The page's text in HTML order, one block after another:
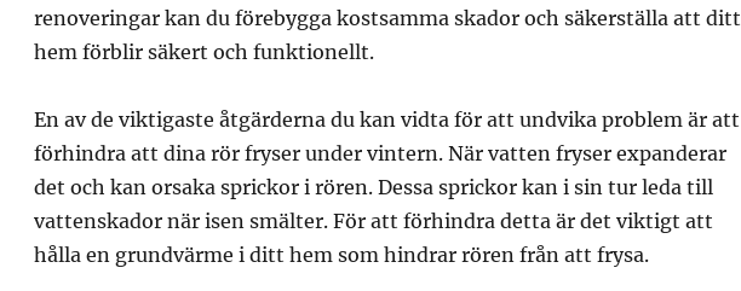
renoveringar kan du förebygga kostsamma skador och säkerställa att ditt
hem förblir säkert och funktionellt.
En av de viktigaste åtgärderna du kan vidta för att undvika problem är att
förhindra att dina rör fryser under vintern. När vatten fryser expanderar
det och kan orsaka sprickor i rören. Dessa sprickor kan i sin tur leda till
vattenskador när isen smälter. För att förhindra detta är det viktigt att
hålla en grundvärme i ditt hem som hindrar rören från att frysa.